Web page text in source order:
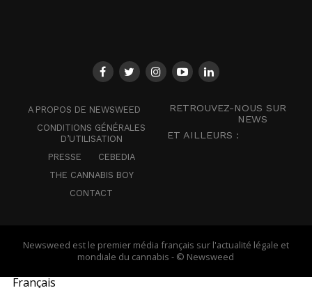
A PROPOS DE NEWSWEED
CONDITIONS GÉNÉRALES
D’UTILISATION
PRESSE
CEBEDIA
THE CANNABIS BOY
CONTACT
RETROUVEZ-NOUS SUR
NEWS
ET AILLEURS :
Newsweed est le premier média français sur l'actualité légale et
mondiale du cannabis - © Newsweed
Français